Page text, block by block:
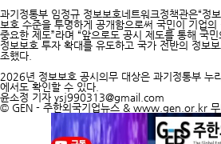
과기정통부 임정규 정보보호네트워크정책관은“정
보호 수준을 투명하게 공개함으로써 국민이 기업
중요한 제도”라며 “앞으로도 공시 제도를 통해 국
정보보호 투자 확대를 유도하고 국가 전반의 정보
조했다.
2026년 정보보호 공시의무 대상은 과기정통부 누
에서도 확인할 수 있다.
윤소정 기자 ysj990313@gmail.com
© GEN - 주한외국기업뉴스 & www.gen.or.kr 무